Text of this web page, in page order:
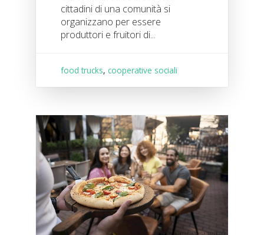
cittadini di una comunità si
organizzano per essere
produttori e fruitori di...
food trucks,cooperative sociali